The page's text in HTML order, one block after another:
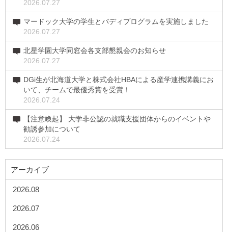
2026.07.27
マードック大学の学生とバディプログラムを実施しました
2026.07.27
北星学園大学同窓会各支部懇親会のお知らせ
2026.07.27
DGi生が北海道大学と株式会社HBAによる産学連携講義にお
いて、チームで最優秀賞を受賞！
2026.07.24
【注意喚起】 大学非公認の就職支援団体からのイベントや
勧誘参加について
2026.07.24
アーカイブ
2026.08
2026.07
2026.06